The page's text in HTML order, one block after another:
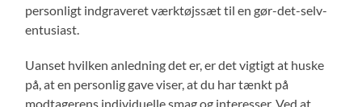
personligt indgraveret værktøjssæt til en gør-det-selv-
entusiast.
Uanset hvilken anledning det er, er det vigtigt at huske
på, at en personlig gave viser, at du har tænkt på
modtagerens individuelle smag og interesser. Ved at